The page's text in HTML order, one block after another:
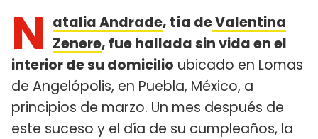
N atalia Andrade, tía deValentina
Zenere, fue hallada sin vida en el
interior de su domicilio ubicado en Lomas
de Angelópolis, en Puebla, México, a
principios de marzo. Un mes después de
este suceso y el día de su cumpleaños, la